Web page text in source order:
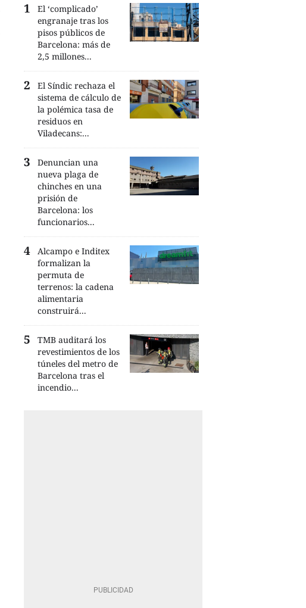
El ‘complicado’
engranaje tras los
pisos públicos de
Barcelona: más de
2,5 millones...
El Síndic rechaza el
sistema de cálculo de
la polémica tasa de
residuos en
Viladecans:...
Denuncian una
nueva plaga de
chinches en una
prisión de
Barcelona: los
funcionarios...
Alcampo e Inditex
formalizan la
permuta de
terrenos: la cadena
alimentaria
construirá...
TMB auditará los
revestimientos de los
túneles del metro de
Barcelona tras el
incendio...